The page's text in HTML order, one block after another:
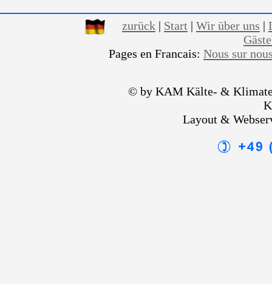
zurück | Start | Wir über uns |
Pages en Francais: Nous sur
© by KAM Kälte- &
Layout &